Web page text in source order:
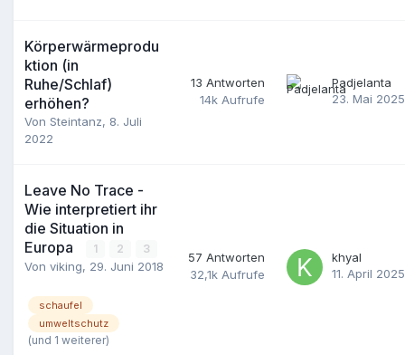
Körperwärmeprodu
ktion (in
Ruhe/Schlaf)
erhöhen?
Von Steintanz, 8. Juli
2022
13 Antworten
14k Aufrufe
Padjelanta
23. Mai 2025
Leave No Trace -
Wie interpretiert ihr
die Situation in
Europa
1 2 3
Von viking, 29. Juni 2018
schaufel
umweltschutz
(und 1 weiterer)
57 Antworten
32,1k Aufrufe
khyal
11. April 2025